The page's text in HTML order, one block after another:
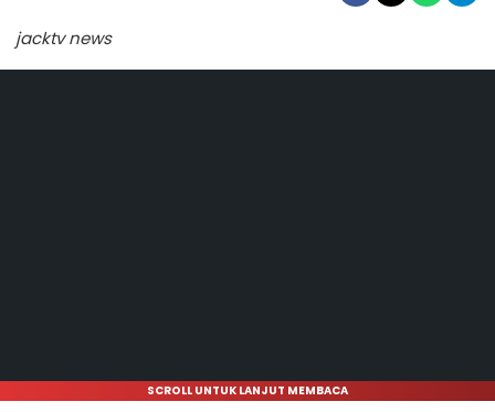
jacktv news
SCROLL UNTUK LANJUT MEMBACA